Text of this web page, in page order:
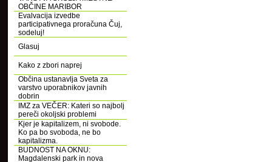
OBČINE MARIBOR
Evalvacija izvedbe
participativnega proračuna Čuj,
sodeluj!
Glasuj
Kako z zbori naprej
Občina ustanavlja Sveta za
varstvo uporabnikov javnih
dobrin
IMZ za VEČER: Kateri so najbolj
pereči okoljski problemi
Kjer je kapitalizem, ni svobode.
Ko pa bo svoboda, ne bo
kapitalizma.
BUDNOST NA OKNU:
Magdalenski park in nova